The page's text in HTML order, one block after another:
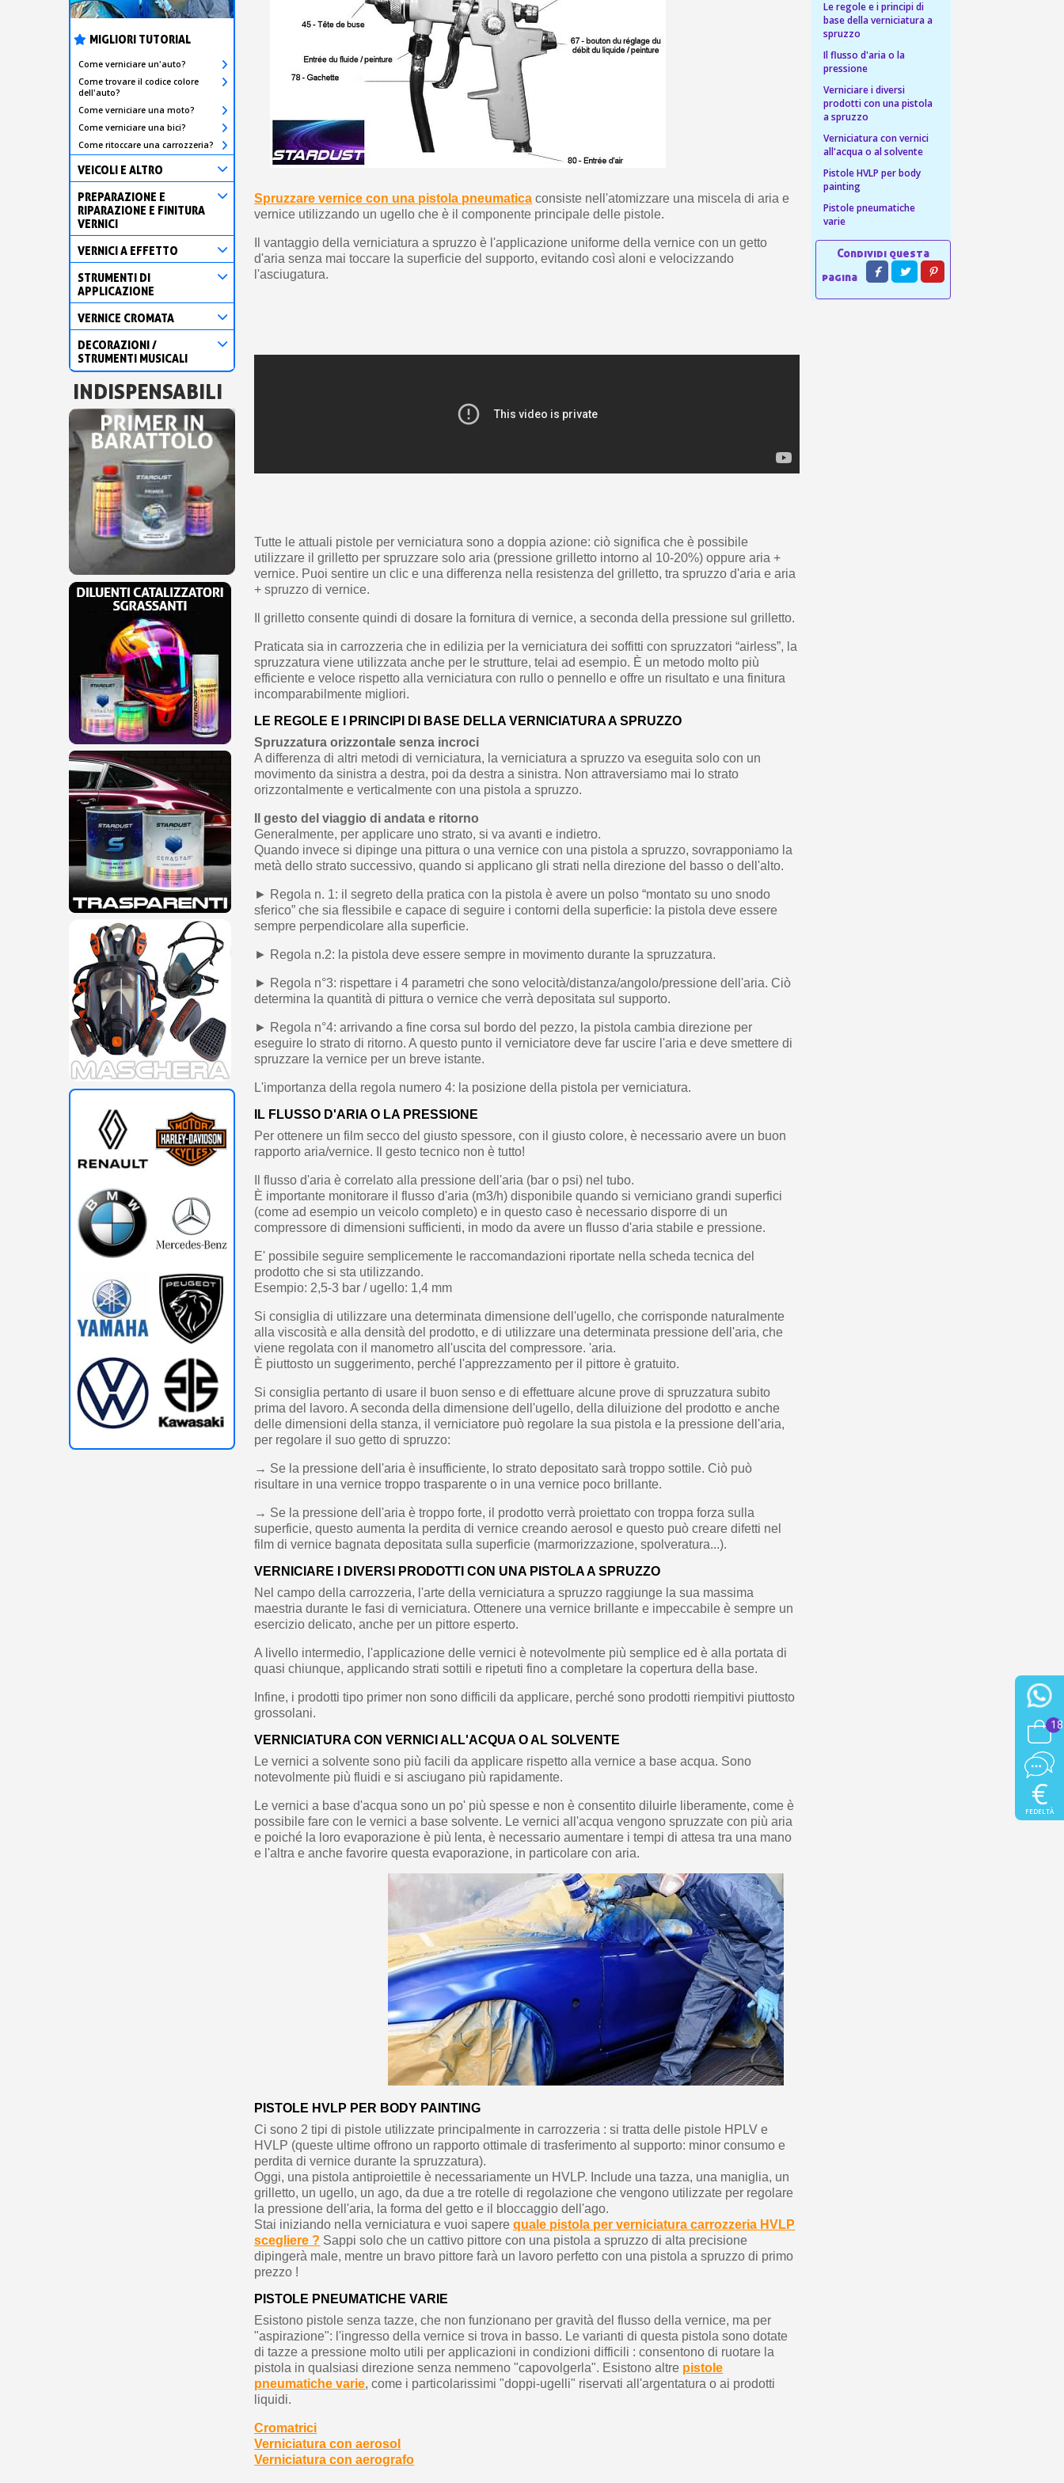
10€ di buono shopping per ogni referral
Iscriviti alla newsletter: 5€ di sconto
MIGLIORI TUTORIAL
Come verniciare un'auto?
Come trovare il codice colore
dell'auto?
Come verniciare una moto?
Come verniciare una bici?
Come ritoccare una carrozzeria?
VEICOLI E ALTRO
PREPARAZIONE E
RIPARAZIONE E FINITURA
VERNICI
VERNICI A EFFETTO
STRUMENTI DI
APPLICAZIONE
VERNICE CROMATA
DECORAZIONI /
STRUMENTI MUSICALI
INDISPENSABILI
Spruzzare vernice con una pistola pneumatica consiste nell'atomizzare una miscela di aria e
vernice utilizzando un ugello che è il componente principale delle pistole.
Il vantaggio della verniciatura a spruzzo è l'applicazione uniforme della vernice con un getto
d'aria senza mai toccare la superficie del supporto, evitando così aloni e velocizzando
l'asciugatura.
Tutte le attuali pistole per verniciatura sono a doppia azione: ciò significa che è possibile
utilizzare il grilletto per spruzzare solo aria (pressione grilletto intorno al 10-20%) oppure aria +
vernice. Puoi sentire un clic e una differenza nella resistenza del grilletto, tra spruzzo d'aria e aria
+ spruzzo di vernice.
Il grilletto consente quindi di dosare la fornitura di vernice, a seconda della pressione sul grilletto.
Praticata sia in carrozzeria che in edilizia per la verniciatura dei soffitti con spruzzatori “airless”, la
spruzzatura viene utilizzata anche per le strutture, telai ad esempio. È un metodo molto più
efficiente e veloce rispetto alla verniciatura con rullo o pennello e offre un risultato e una finitura
incomparabilmente migliori.
LE REGOLE E I PRINCIPI DI BASE DELLA VERNICIATURA A SPRUZZO
Spruzzatura orizzontale senza incroci
A differenza di altri metodi di verniciatura, la verniciatura a spruzzo va eseguita solo con un
movimento da sinistra a destra, poi da destra a sinistra. Non attraversiamo mai lo strato
orizzontalmente e verticalmente con una pistola a spruzzo.
Il gesto del viaggio di andata e ritorno
Generalmente, per applicare uno strato, si va avanti e indietro.
Quando invece si dipinge una pittura o una vernice con una pistola a spruzzo, sovrapponiamo la
metà dello strato successivo, quando si applicano gli strati nella direzione del basso o dell'alto.
► Regola n. 1: il segreto della pratica con la pistola è avere un polso “montato su uno snodo
sferico” che sia flessibile e capace di seguire i contorni della superficie: la pistola deve essere
sempre perpendicolare alla superficie.
► Regola n.2: la pistola deve essere sempre in movimento durante la spruzzatura.
► Regola n°3: rispettare i 4 parametri che sono velocità/distanza/angolo/pressione dell'aria. Ciò
determina la quantità di pittura o vernice che verrà depositata sul supporto.
► Regola n°4: arrivando a fine corsa sul bordo del pezzo, la pistola cambia direzione per
eseguire lo strato di ritorno. A questo punto il verniciatore deve far uscire l'aria e deve smettere di
spruzzare la vernice per un breve istante.
L'importanza della regola numero 4: la posizione della pistola per verniciatura.
IL FLUSSO D'ARIA O LA PRESSIONE
Per ottenere un film secco del giusto spessore, con il giusto colore, è necessario avere un buon
rapporto aria/vernice. Il gesto tecnico non è tutto!
Il flusso d'aria è correlato alla pressione dell'aria (bar o psi) nel tubo.
È importante monitorare il flusso d'aria (m3/h) disponibile quando si verniciano grandi superfici
(come ad esempio un veicolo completo) e in questo caso è necessario disporre di un
compressore di dimensioni sufficienti, in modo da avere un flusso d'aria stabile e pressione.
E' possibile seguire semplicemente le raccomandazioni riportate nella scheda tecnica del
prodotto che si sta utilizzando.
Esempio: 2,5-3 bar / ugello: 1,4 mm
Si consiglia di utilizzare una determinata dimensione dell'ugello, che corrisponde naturalmente
alla viscosità e alla densità del prodotto, e di utilizzare una determinata pressione dell'aria, che
viene regolata con il manometro all'uscita del compressore. 'aria.
È piuttosto un suggerimento, perché l'apprezzamento per il pittore è gratuito.
Si consiglia pertanto di usare il buon senso e di effettuare alcune prove di spruzzatura subito
prima del lavoro. A seconda della dimensione dell'ugello, della diluizione del prodotto e anche
delle dimensioni della stanza, il verniciatore può regolare la sua pistola e la pressione dell'aria,
per regolare il suo getto di spruzzo:
→ Se la pressione dell'aria è insufficiente, lo strato depositato sarà troppo sottile. Ciò può
risultare in una vernice troppo trasparente o in una vernice poco brillante.
→ Se la pressione dell'aria è troppo forte, il prodotto verrà proiettato con troppa forza sulla
superficie, questo aumenta la perdita di vernice creando aerosol e questo può creare difetti nel
film di vernice bagnata depositata sulla superficie (marmorizzazione, spolveratura...).
VERNICIARE I DIVERSI PRODOTTI CON UNA PISTOLA A SPRUZZO
Nel campo della carrozzeria, l'arte della verniciatura a spruzzo raggiunge la sua massima
maestria durante le fasi di verniciatura. Ottenere una vernice brillante e impeccabile è sempre un
esercizio delicato, anche per un pittore esperto.
A livello intermedio, l'applicazione delle vernici è notevolmente più semplice ed è alla portata di
quasi chiunque, applicando strati sottili e ripetuti fino a completare la copertura della base.
Infine, i prodotti tipo primer non sono difficili da applicare, perché sono prodotti riempitivi piuttosto
grossolani.
VERNICIATURA CON VERNICI ALL'ACQUA O AL SOLVENTE
Le vernici a solvente sono più facili da applicare rispetto alla vernice a base acqua. Sono
notevolmente più fluidi e si asciugano più rapidamente.
Le vernici a base d'acqua sono un po' più spesse e non è consentito diluirle liberamente, come è
possibile fare con le vernici a base solvente. Le vernici all'acqua vengono spruzzate con più aria
e poiché la loro evaporazione è più lenta, è necessario aumentare i tempi di attesa tra una mano
e l'altra e anche favorire questa evaporazione, in particolare con aria.
PISTOLE HVLP PER BODY PAINTING
Ci sono 2 tipi di pistole utilizzate principalmente in carrozzeria : si tratta delle pistole HPLV e
HVLP (queste ultime offrono un rapporto ottimale di trasferimento al supporto: minor consumo e
perdita di vernice durante la spruzzatura).
Oggi, una pistola antiproiettile è necessariamente un HVLP. Include una tazza, una maniglia, un
grilletto, un ugello, un ago, da due a tre rotelle di regolazione che vengono utilizzate per regolare
la pressione dell'aria, la forma del getto e il bloccaggio dell'ago.
Stai iniziando nella verniciatura e vuoi saperequale pistola per verniciatura carrozzeria HVLP
scegliere ? Sappi solo che un cattivo pittore con una pistola a spruzzo di alta precisione
dipingerà male, mentre un bravo pittore farà un lavoro perfetto con una pistola a spruzzo di primo
prezzo !
PISTOLE PNEUMATICHE VARIE
Esistono pistole senza tazze, che non funzionano per gravità del flusso della vernice, ma per
"aspirazione": l'ingresso della vernice si trova in basso. Le varianti di questa pistola sono dotate
di tazze a pressione molto utili per applicazioni in condizioni difficili : consentono di ruotare la
pistola in qualsiasi direzione senza nemmeno "capovolgerla". Esistono altre pistole
pneumatiche varie, come i particolarissimi "doppi-ugelli" riservati all'argentatura o ai prodotti
liquidi.
Cromatrici
Verniciatura con aerosol
Verniciatura con aerografo
Le regole e i principi di
base della verniciatura a
spruzzo
Il flusso d'aria o la
pressione
Verniciare i diversi
prodotti con una pistola
a spruzzo
Verniciatura con vernici
all'acqua o al solvente
Pistole HVLP per body
painting
Pistole pneumatiche
varie
18
€
FEDELTÀ